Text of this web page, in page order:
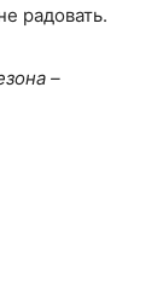
радовать.
–